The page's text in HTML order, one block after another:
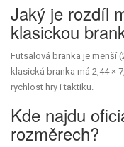
Jaký je rozdíl
klasickou
Futsalová branka je menší
klasická branka má 2,44 ×
rychlost hry i taktiku.
Kde najdu
rozměrech?